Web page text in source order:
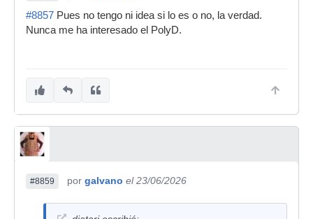
#8857 Pues no tengo ni idea si lo es o no, la verdad.
Nunca me ha interesado el PolyD.
#8859 por galvano el 23/06/2026